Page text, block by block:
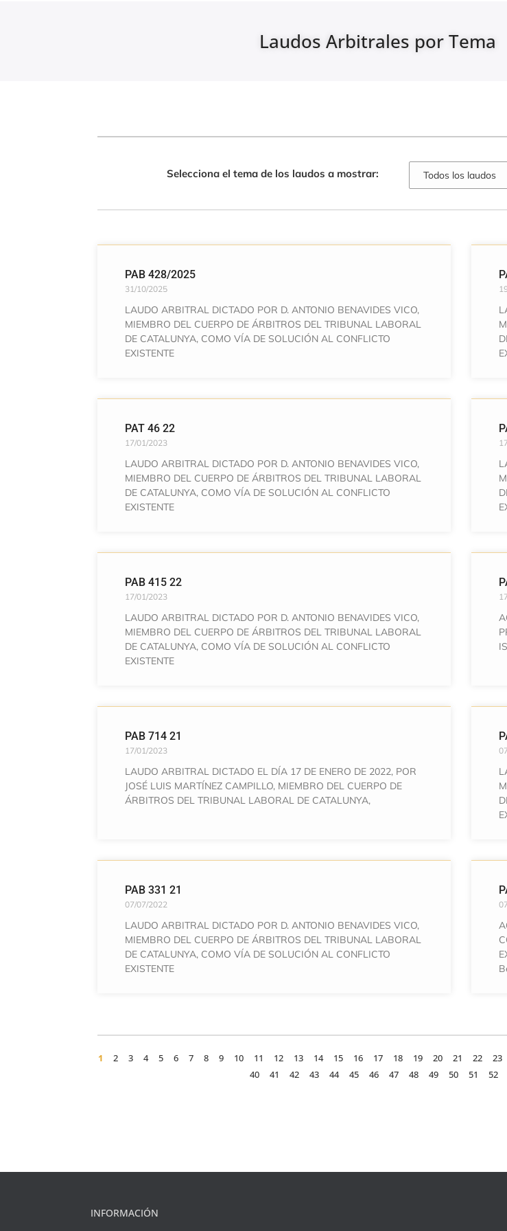
Laudos Arbitrales por Tema
Selecciona el tema de los laudos a mostrar:
PAB 428/2025
31/10/2025
LAUDO ARBITRAL DICTADO POR D. ANTONIO BENAVIDES VICO,
MIEMBRO DEL CUERPO DE ÁRBITROS DEL TRIBUNAL LABORAL
DE CATALUNYA, COMO VÍA DE SOLUCIÓN AL CONFLICTO
EXISTENTE
PAT 46 22
17/01/2023
LAUDO ARBITRAL DICTADO POR D. ANTONIO BENAVIDES VICO,
MIEMBRO DEL CUERPO DE ÁRBITROS DEL TRIBUNAL LABORAL
DE CATALUNYA, COMO VÍA DE SOLUCIÓN AL CONFLICTO
EXISTENTE
PAB 415 22
17/01/2023
LAUDO ARBITRAL DICTADO POR D. ANTONIO BENAVIDES VICO,
MIEMBRO DEL CUERPO DE ÁRBITROS DEL TRIBUNAL LABORAL
DE CATALUNYA, COMO VÍA DE SOLUCIÓN AL CONFLICTO
EXISTENTE
PAB 714 21
17/01/2023
LAUDO ARBITRAL DICTADO EL DÍA 17 DE ENERO DE 2022, POR
JOSÉ LUIS MARTÍNEZ CAMPILLO, MIEMBRO DEL CUERPO DE
ÁRBITROS DEL TRIBUNAL LABORAL DE CATALUNYA,
PAB 331 21
07/07/2022
LAUDO ARBITRAL DICTADO POR D. ANTONIO BENAVIDES VICO,
MIEMBRO DEL CUERPO DE ÁRBITROS DEL TRIBUNAL LABORAL
DE CATALUNYA, COMO VÍA DE SOLUCIÓN AL CONFLICTO
EXISTENTE
1 2 3 4 5 6 7 8 9 10 11 12 13 14 15 16 17 18 19 20 21 22 23
40
41 42 43 44 45 46 47 48 49 50 51 52
INFORMACIÓN